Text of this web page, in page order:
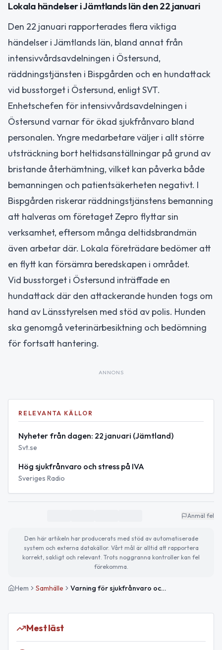
Lokala händelser i Jämtlands län den 22 januari
Den 22 januari rapporterades flera viktiga
händelser i Jämtlands län, bland annat från
intensivvårdsavdelningen i Östersund,
räddningstjänsten i Bispgården och en hundattack
vid busstorget i Östersund, enligt SVT.
Enhetschefen för intensivvårdsavdelningen i
Östersund varnar för ökad sjukfrånvaro bland
personalen. Yngre medarbetare väljer i allt större
utsträckning bort heltidsanställningar på grund av
bristande återhämtning, vilket kan påverka både
bemanningen och patientsäkerheten negativt. I
Bispgården riskerar räddningstjänstens bemanning
att halveras om företaget Zepro flyttar sin
verksamhet, eftersom många deltidsbrandmän
även arbetar där. Lokala företrädare bedömer att
en flytt kan försämra beredskapen i området.
Vid busstorget i Östersund inträffade en
hundattack där den attackerande hunden togs om
hand av Länsstyrelsen med stöd av polis. Hunden
ska genomgå veterinärbesiktning och bedömning
för fortsatt hantering.
ANNONS
RELEVANTA KÄLLOR
Nyheter från dagen: 22 januari (Jämtland)
Svt.se
Hög sjukfrånvaro och stress på IVA
Sveriges Radio
Anmäl fel
Den här artikeln har producerats med stöd av automatiserade
system och externa datakällor. Vårt mål är alltid att rapportera
korrekt, sakligt och relevant. Trots noggranna kontroller kan fel
förekomma.
Hem Samhälle Varning för sjukfrånvaro och bemanningsrisker i Jämtlands län
Mest läst